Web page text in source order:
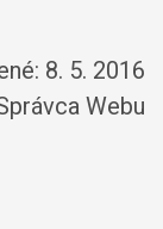
8. 5. 2016
Webu